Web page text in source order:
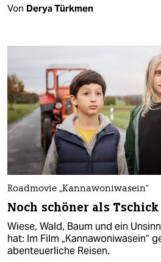
Von Derya Türkmen
Roadmovie „Kannawoniwasein“
Noch schöner als Tschick
Wiese, Wald, Baum und ein
hat: Im Film „Kannawoniwasein“
abenteuerliche Reisen.